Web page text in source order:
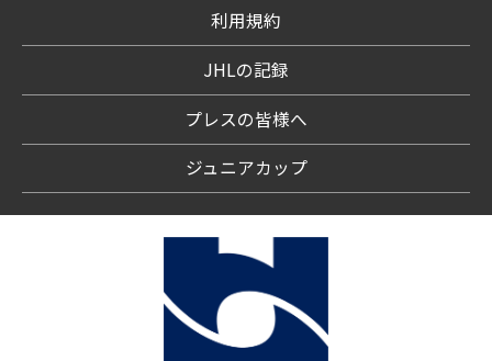
利用規約
JHLの記録
プレスの皆様へ
ジュニアカップ